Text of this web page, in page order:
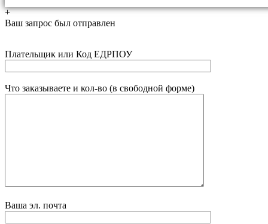
+
Ваш запрос был отправлен
Плательщик или Код ЕДРПОУ
Что заказываете и кол-во (в свободной форме)
Ваша эл. почта